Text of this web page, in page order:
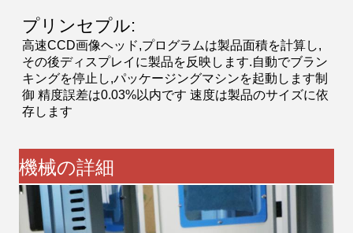
プリンセプル:
高速CCD画像ヘッド,プログラムは製品面積を計算し,
その後ディスプレイに製品を反映します.自動でブラン
キングを停止し,パッケージングマシンを起動します制
御 精度誤差は0.03%以内です 速度は製品のサイズに依
存します
機械の詳細